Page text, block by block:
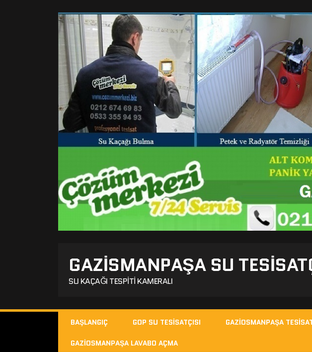
GAZISMANPAŞA SU
SU KAÇAĞI TESPITI KAMERALI
BAŞLANGIÇ GOP SU TESISATÇISI GAZIOSMANPAŞA
GAZIOSMANPAŞA LAVABO AÇMA